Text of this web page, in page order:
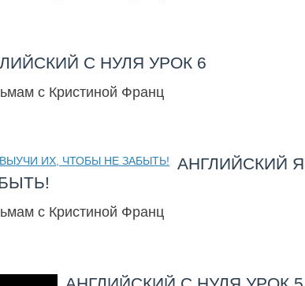
С НУЛЯ УРОК 6
с Кристиной Франц
АНГЛИЙСКИЙ
с Кристиной Франц